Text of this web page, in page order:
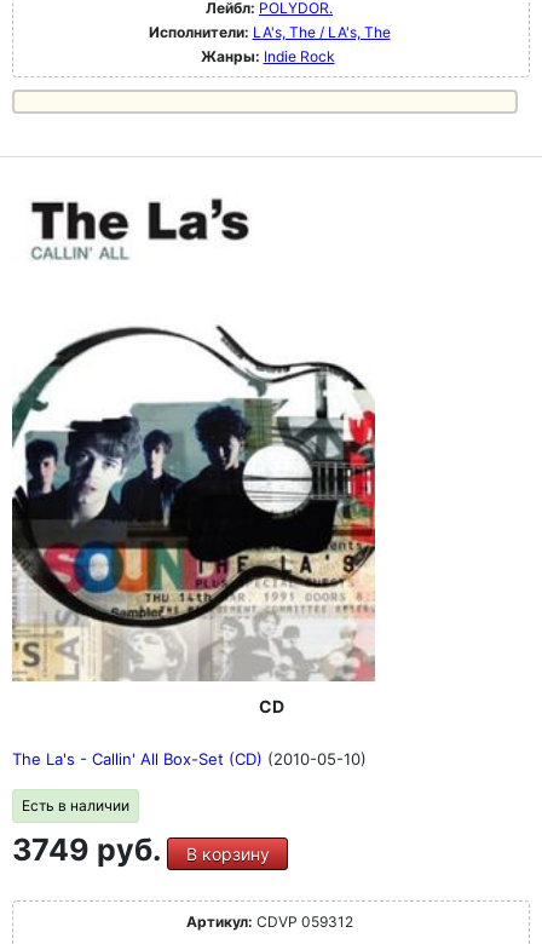
Лейбл: POLYDOR.
Исполнители: LA's, The / LA's, The
Жанры: Indie Rock
CD
The La's - Callin' All Box-Set (CD) (2010-05-10)
Есть в наличии
3749 руб. В корзину
Артикул: CDVP 059312